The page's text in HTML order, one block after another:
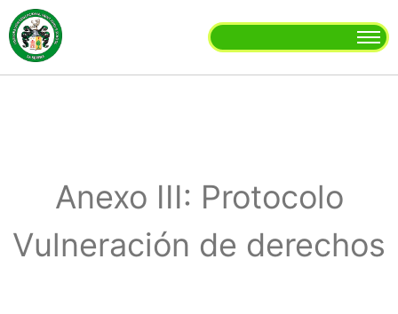
Anexo III: Protocolo
Vulneración de derechos